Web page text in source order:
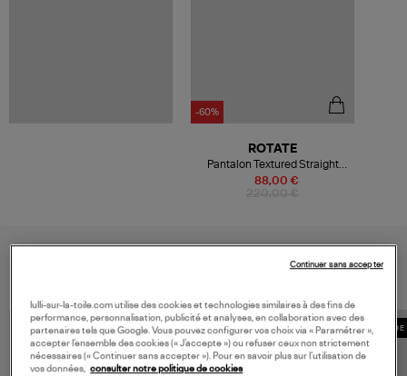
-60%
88,00 €
ROTATE
Pantalon Textured Straight
Fossil
lulli-sur-la-toile.com utilise des cookies et technologies similaires à des fins de
performance, personnalisation, publicité et analyses, en collaboration avec des
partenaires tels que Google. Vous pouvez configurer vos choix via « Paramétrer »,
accepter l’ensemble des cookies (« J’accepte ») ou refuser ceux non strictement
nécessaires (« Continuer sans accepter »). Pour en savoir plus sur l’utilisation de
vos données, consulter notre politique de cookies
Continuer sans accepter